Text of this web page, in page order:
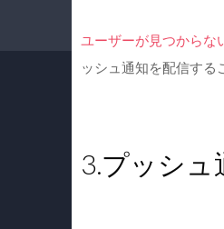
ユーザーが見つからな
ッシュ通知を配信する
3.プッシ